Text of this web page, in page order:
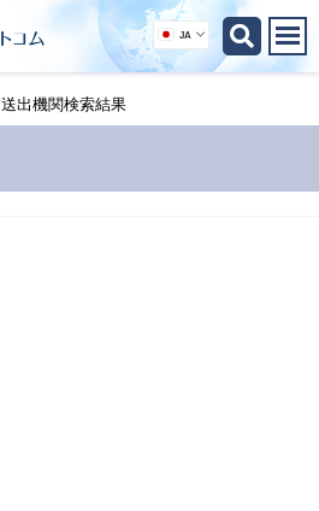
JA
送出機関検索結果